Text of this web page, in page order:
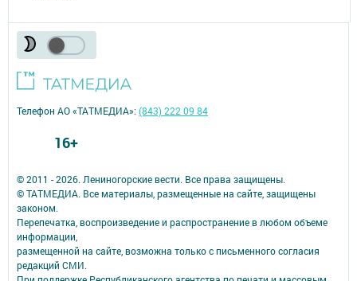
© 2011 - 2026. Лениногорские вести. Все права защищены.
© ТАТМЕДИА. Все материалы, размещенные на сайте, защищены
законом.
Перепечатка, воспроизведение и распространение в любом объеме
информации,
размещенной на сайте, возможна только с письменного согласия
редакций СМИ.
Телефон АО «ТАТМЕДИА»:(843) 222 09 84
16+